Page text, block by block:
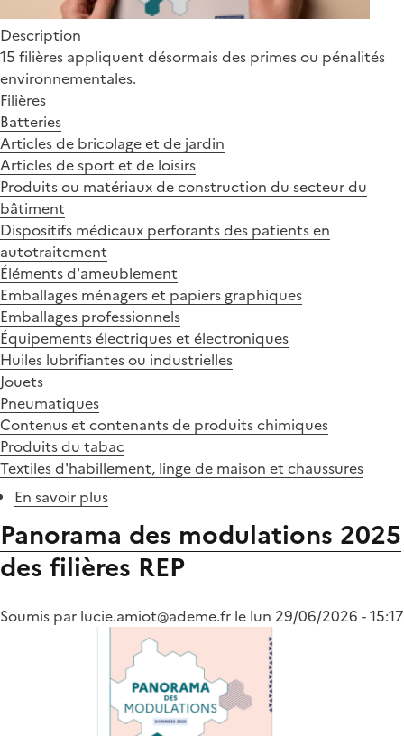
Description
15 filières appliquent désormais des primes ou pénalités
environnementales.
Filières
Batteries
Articles de bricolage et de jardin
Articles de sport et de loisirs
Produits ou matériaux de construction du secteur du
bâtiment
Dispositifs médicaux perforants des patients en
autotraitement
Éléments d'ameublement
Emballages ménagers et papiers graphiques
Emballages professionnels
Équipements électriques et électroniques
Huiles lubrifiantes ou industrielles
Jouets
Pneumatiques
Contenus et contenants de produits chimiques
Produits du tabac
Textiles d'habillement, linge de maison et chaussures
En savoir plus
REP
:
un
2025
enrichi
actualisé
Panorama des modulations 2025
des filières REP
Soumis par lucie.amiot@ademe.fr le lun 29/06/2026 - 15:17